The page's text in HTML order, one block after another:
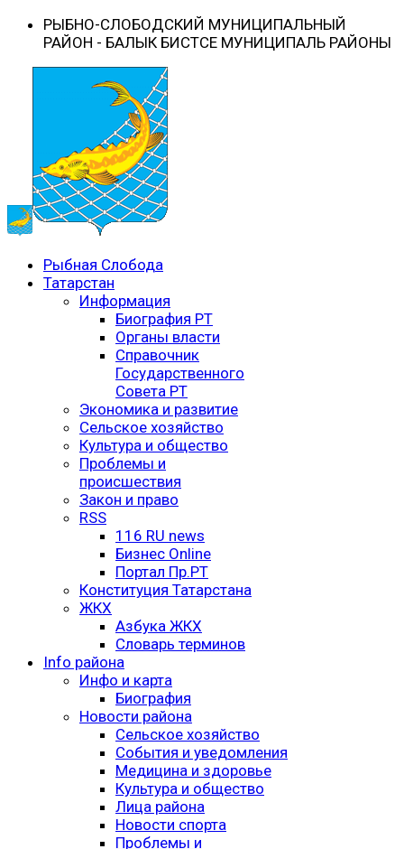
РЫБНО-CЛОБОДСКИЙ МУНИЦИПАЛЬНЫЙ
РАЙОН - БАЛЫК БИСТӘСЕ МУНИЦИПАЛЬ РАЙОНЫ
Рыбная Слобода
Татарстан
Информация
Биография РТ
Органы власти
Справочник
Государственного
Совета РТ
Экономика и развитие
Сельское хозяйство
Культура и общество
Проблемы и
происшествия
Закон и право
RSS
116 RU news
Бизнес Online
Портал Пр.РТ
Конституция Татарстана
ЖКХ
Азбука ЖКХ
Словарь терминов
Info района
Инфо и карта
Биография
Новости района
Сельское хозяйство
События и уведомления
Медицина и здоровье
Культура и общество
Лица района
Новости спорта
Проблемы и